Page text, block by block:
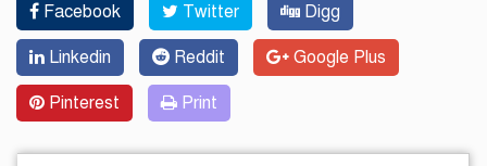
Facebook Twitter Digg
Linkedin Reddit Google Plus
Pinterest Print